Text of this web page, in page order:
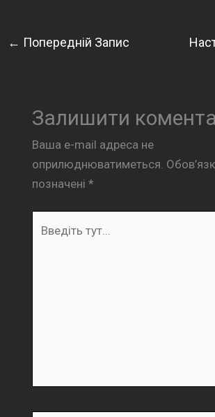
← Попередній Запис
Залишити
Ваша e-mail адреса не
оприлюднюватиметься.
позначені *